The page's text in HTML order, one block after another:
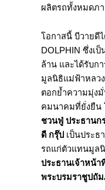
ผลิตรถทั้งหมดภ
โอกาสนี้ บีวายดี
DOLPHIN ซึ่งเ
ล้าน และได้รับก
มูลนิธิแม่ฟ้าหลว
ตอกย้ำความมุ่ง
คมนาคมที่ยั่งยืน
ชวนฟู่ ประธานก
ดี กรุ๊ป เป็นประธ
รถแก่ตัวแทนมูล
ประธานเจ้าหน้
พระบรมราชูปถั